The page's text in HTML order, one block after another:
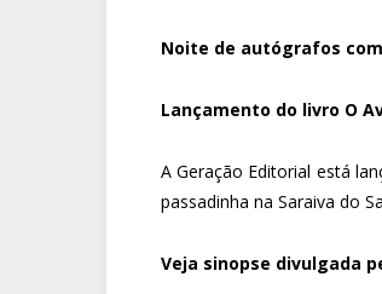
Noite de autógrafos
Lançamento do livro O
A Geração Editorial está
passadinha na Saraiva do
Veja sinopse divulgada